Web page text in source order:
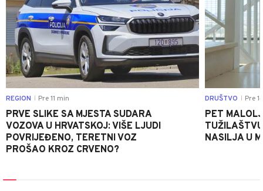
REGION Pre 11 min
PRVE SLIKE SA MJESTA SUDARA
VOZOVA U HRVATSKOJ: VIŠE LJUDI
POVRIJEĐENO, TERETNI VOZ
PROŠAO KROZ CRVENO?
DRUŠTVO Pre
PET
NASILJA U